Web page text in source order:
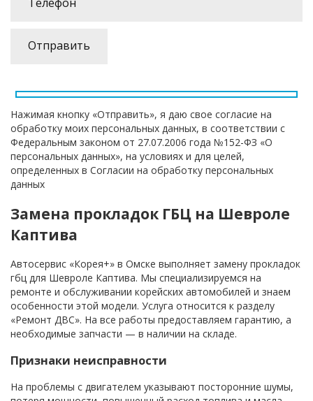
Нажимая кнопку «Отправить», я даю свое согласие на
обработку моих персональных данных, в соответствии с
Федеральным законом от 27.07.2006 года №152-ФЗ «О
персональных данных», на условиях и для целей,
определенных в Согласии на обработку персональных
данных
Замена прокладок ГБЦ на Шевроле
Каптива
Автосервис «Корея+» в Омске выполняет замену прокладок
гбц для Шевроле Каптива. Мы специализируемся на
ремонте и обслуживании корейских автомобилей и знаем
особенности этой модели. Услуга относится к разделу
«Ремонт ДВС». На все работы предоставляем гарантию, а
необходимые запчасти — в наличии на складе.
Признаки неисправности
На проблемы с двигателем указывают посторонние шумы,